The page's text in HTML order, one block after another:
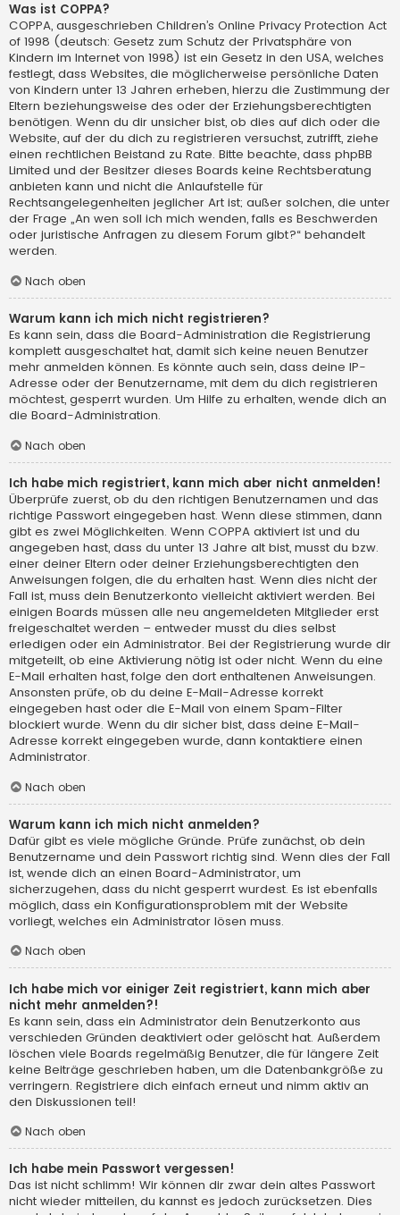
Was ist COPPA?
COPPA, ausgeschrieben Children’s Online Privacy Protection Act
of 1998 (deutsch: Gesetz zum Schutz der Privatsphäre von
Kindern im Internet von 1998) ist ein Gesetz in den USA, welches
festlegt, dass Websites, die möglicherweise persönliche Daten
von Kindern unter 13 Jahren erheben, hierzu die Zustimmung der
Eltern beziehungsweise des oder der Erziehungsberechtigten
benötigen. Wenn du dir unsicher bist, ob dies auf dich oder die
Website, auf der du dich zu registrieren versuchst, zutrifft, ziehe
einen rechtlichen Beistand zu Rate. Bitte beachte, dass phpBB
Limited und der Besitzer dieses Boards keine Rechtsberatung
anbieten kann und nicht die Anlaufstelle für
Rechtsangelegenheiten jeglicher Art ist; außer solchen, die unter
der Frage „An wen soll ich mich wenden, falls es Beschwerden
oder juristische Anfragen zu diesem Forum gibt?“ behandelt
werden.
Nach oben
Warum kann ich mich nicht registrieren?
Es kann sein, dass die Board-Administration die Registrierung
komplett ausgeschaltet hat, damit sich keine neuen Benutzer
mehr anmelden können. Es könnte auch sein, dass deine IP-
Adresse oder der Benutzername, mit dem du dich registrieren
möchtest, gesperrt wurden. Um Hilfe zu erhalten, wende dich an
die Board-Administration.
Nach oben
Ich habe mich registriert, kann mich aber nicht anmelden!
Überprüfe zuerst, ob du den richtigen Benutzernamen und das
richtige Passwort eingegeben hast. Wenn diese stimmen, dann
gibt es zwei Möglichkeiten. Wenn COPPA aktiviert ist und du
angegeben hast, dass du unter 13 Jahre alt bist, musst du bzw.
einer deiner Eltern oder deiner Erziehungsberechtigten den
Anweisungen folgen, die du erhalten hast. Wenn dies nicht der
Fall ist, muss dein Benutzerkonto vielleicht aktiviert werden. Bei
einigen Boards müssen alle neu angemeldeten Mitglieder erst
freigeschaltet werden – entweder musst du dies selbst
erledigen oder ein Administrator. Bei der Registrierung wurde dir
mitgeteilt, ob eine Aktivierung nötig ist oder nicht. Wenn du eine
E-Mail erhalten hast, folge den dort enthaltenen Anweisungen.
Ansonsten prüfe, ob du deine E-Mail-Adresse korrekt
eingegeben hast oder die E-Mail von einem Spam-Filter
blockiert wurde. Wenn du dir sicher bist, dass deine E-Mail-
Adresse korrekt eingegeben wurde, dann kontaktiere einen
Administrator.
Nach oben
Warum kann ich mich nicht anmelden?
Dafür gibt es viele mögliche Gründe. Prüfe zunächst, ob dein
Benutzername und dein Passwort richtig sind. Wenn dies der Fall
ist, wende dich an einen Board-Administrator, um
sicherzugehen, dass du nicht gesperrt wurdest. Es ist ebenfalls
möglich, dass ein Konfigurationsproblem mit der Website
vorliegt, welches ein Administrator lösen muss.
Nach oben
Ich habe mich vor einiger Zeit registriert, kann mich aber
nicht mehr anmelden?!
Es kann sein, dass ein Administrator dein Benutzerkonto aus
verschieden Gründen deaktiviert oder gelöscht hat. Außerdem
löschen viele Boards regelmäßig Benutzer, die für längere Zeit
keine Beiträge geschrieben haben, um die Datenbankgröße zu
verringern. Registriere dich einfach erneut und nimm aktiv an
den Diskussionen teil!
Nach oben
Ich habe mein Passwort vergessen!
Das ist nicht schlimm! Wir können dir zwar dein altes Passwort
nicht wieder mitteilen, du kannst es jedoch zurücksetzen. Dies